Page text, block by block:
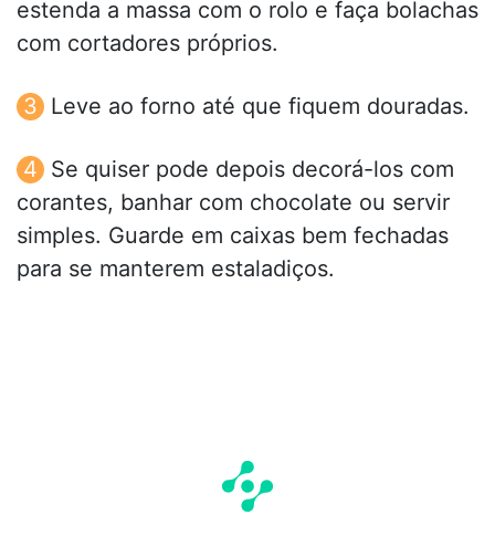
estenda a massa com o rolo e faça bolachas
com cortadores próprios.
Leve ao forno até que fiquem douradas.
Se quiser pode depois decorá-los com
corantes, banhar com chocolate ou servir
simples. Guarde em caixas bem fechadas
para se manterem estaladiços.